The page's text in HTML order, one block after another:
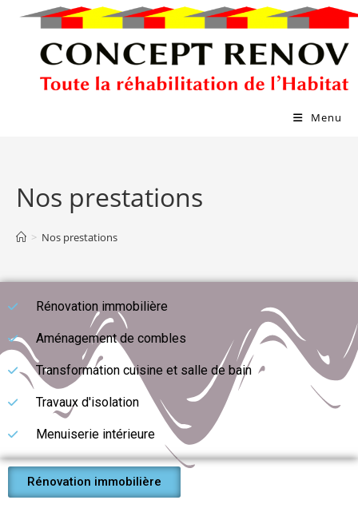
Menu
Nos prestations
> Nos prestations
Rénovation immobilière
Aménagement de combles
Transformation cuisine et salle de bain
Travaux d'isolation
Menuiserie intérieure
Rénovation immobilière